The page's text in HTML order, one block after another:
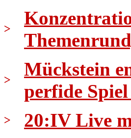
>
>
Mückstein
perfide
> 20:IV Live